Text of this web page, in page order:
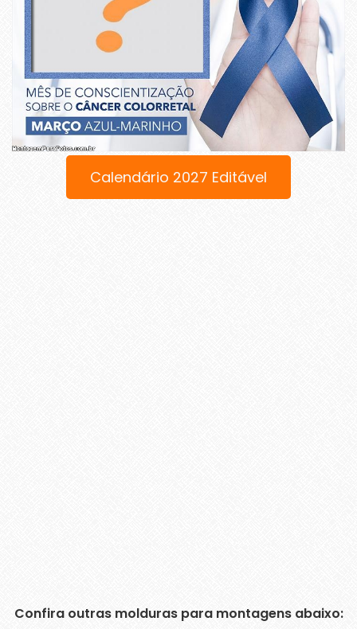
Calendário 2027 Editável
Confira outras molduras para montagens abaixo: